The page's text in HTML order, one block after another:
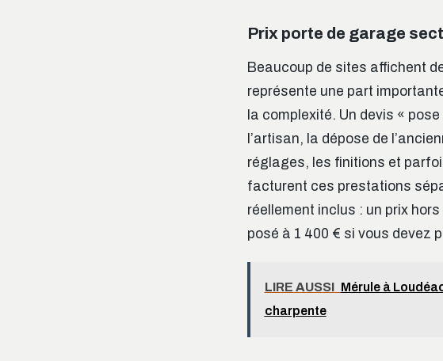
Prix porte de garage
Beaucoup de sites affichent
représente une part
la complexité. Un devis «
l’artisan, la dépose de
réglages, les finitions et
facturent ces prestations
réellement inclus : un prix
posé à 1 400 € si vous devez
LIRE AUSSI Mérule à
charpente